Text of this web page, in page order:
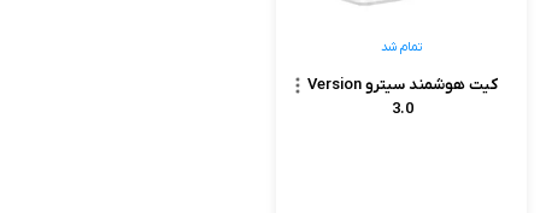
کیت هوشمند سیترو Version
3.0
تمام شد